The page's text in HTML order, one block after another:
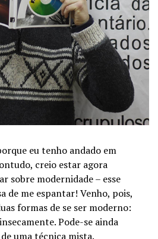
eu tenho andado em
creio estar agora
sobre modernidade – esse
de me espantar! Venho, pois,
formas de se ser moderno:
Pode-se ainda
uma técnica mista.